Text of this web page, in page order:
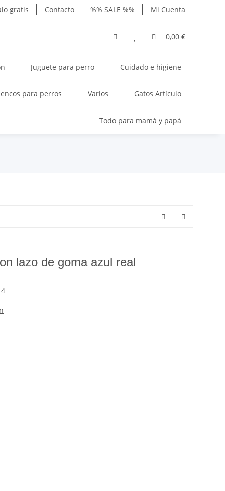
gratis Contacto %% SALE %% Mi Cuenta
0,00 €
Juguete para perro Cuidado e higiene
para perros Varios Gatos Artículo
Todo para mamá y papá
lazo de goma azul real